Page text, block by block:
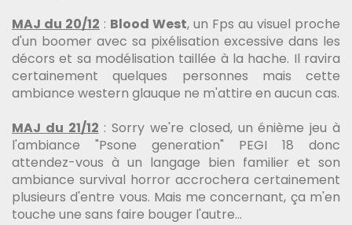
MAJ du 20/12 : Blood West, un Fps au visuel proche
d'un boomer avec sa pixélisation excessive dans les
décors et sa modélisation taillée à la hache. Il ravira
certainement quelques personnes mais cette
ambiance western glauque ne m'attire en aucun cas.
MAJ du 21/12 : Sorry we're closed, un énième jeu à
l'ambiance "Psone generation" PEGI 18 donc
attendez-vous à un langage bien familier et son
ambiance survival horror accrochera certainement
plusieurs d'entre vous. Mais me concernant, ça m'en
touche une sans faire bouger l'autre...